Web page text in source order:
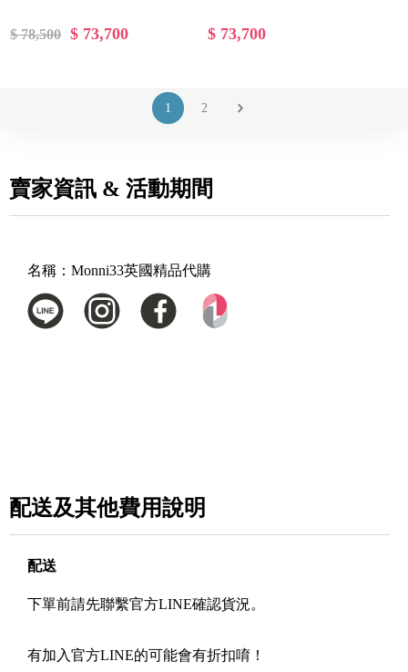
$ 78,500 $ 73,700 $ 73,700
1 2
賣家資訊 & 活動期間
名稱： Monni33英國精品代購
配送及其他費用說明
配送
下單前請先聯繫官方LINE確認貨況。
有加入官方LINE的可能會有折扣唷！